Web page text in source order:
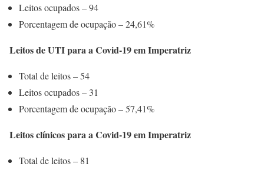
Leitos ocupados – 94
Porcentagem de ocupação – 24,61%
Leitos de UTI para a Covid-19 em Imperatriz
Total de leitos – 54
Leitos ocupados – 31
Porcentagem de ocupação – 57,41%
Leitos clínicos para a Covid-19 em Imperatriz
Total de leitos – 81